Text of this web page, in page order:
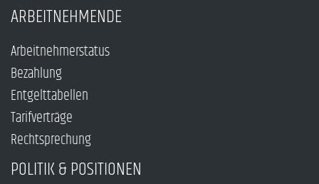
ARBEITNEHMENDE
Arbeitnehmerstatus
Bezahlung
Entgelttabellen
Tarifverträge
Rechtsprechung
POLITIK & POSITIONEN